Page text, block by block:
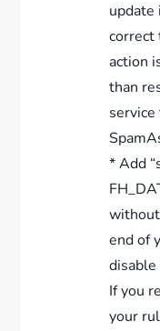
correct
action
than
* Add
end of
If you
your